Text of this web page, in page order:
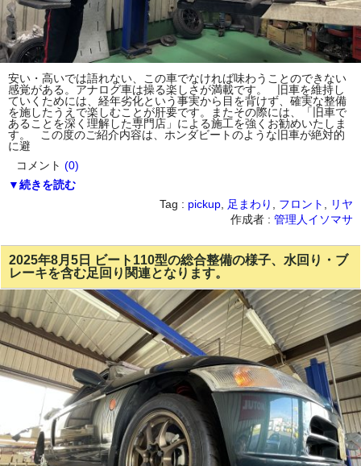
安い・高いでは語れない、この車でなければ味わうことのできない
感覚がある。アナログ車は操る楽しさが満載です。 旧車を維持し
ていくためには、経年劣化という事実から目を背けず、確実な整備
を施したうえで楽しむことが肝要です。またその際には、「旧車で
あることを深く理解した専門店」による施工を強くお勧めいたしま
す。 この度のご紹介内容は、ホンダビートのような旧車が絶対的
に避
コメント (0)
▼続きを読む
Tag : pickup 足まわり フロント
リヤ
作成者 : 管理人イソマサ
2025年8月5日 ビート110型の総合整備の様子、水回り・ブ
レーキを含む足回り関連となります。